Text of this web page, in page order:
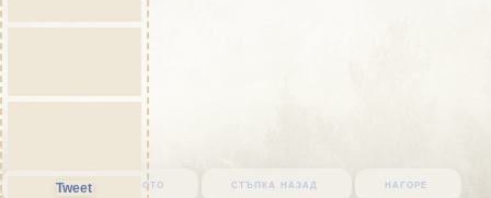
върни се в началото стъпка назад нагоре
Tweet